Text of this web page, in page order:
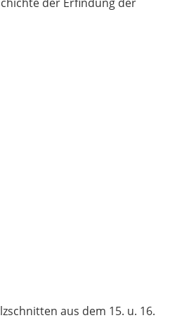
aus dem 15. u. 16.